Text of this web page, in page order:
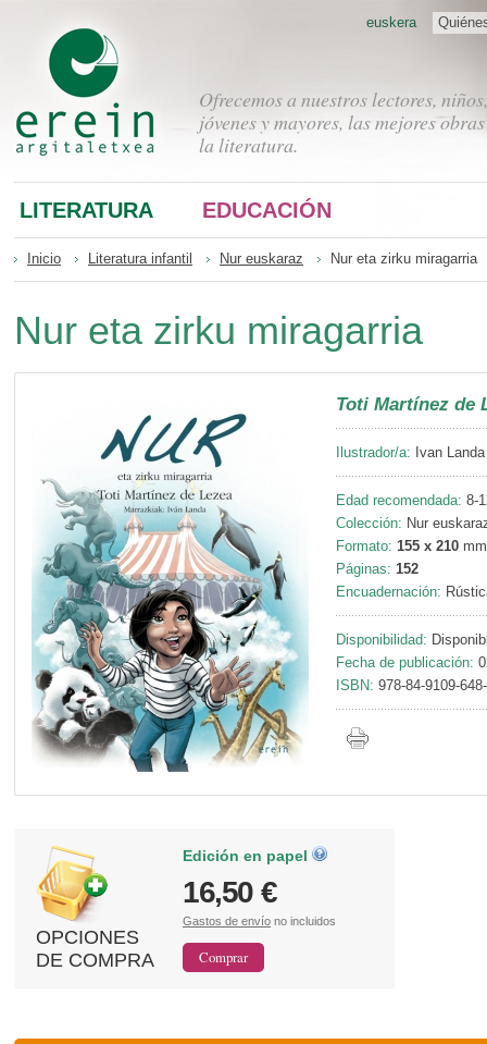
Ofrecemos a nuestros lectores, niños,
jóvenes y mayores, las mejores
la literatura.
euskera
LITERATURA EDUCACIÓN
Inicio Literatura infantil Nur euskaraz Nur eta zirku miragarria
Nur eta zirku miragarria
Toti Martínez de
Ilustrador/a: Ivan Landa
Edad recomendada: 8-
Colección: Nur
Formato: 155 x 210 mm
Páginas: 152
Encuadernación:
Disponibilidad:
Fecha de publicación:
ISBN: 978-84-9109-
OPCIONES
DE COMPRA
Edición en papel
16,50 €
Gastos de envío no incluidos